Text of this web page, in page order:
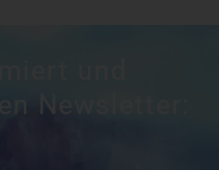
Newsletter: